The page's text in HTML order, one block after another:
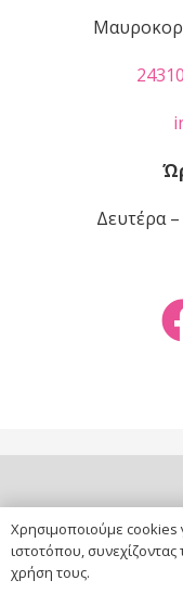
Δευτέρα
copyright ©MOM
Χρησιμοποιούμε cookies
ιστοτόπου,
χρήση τους.